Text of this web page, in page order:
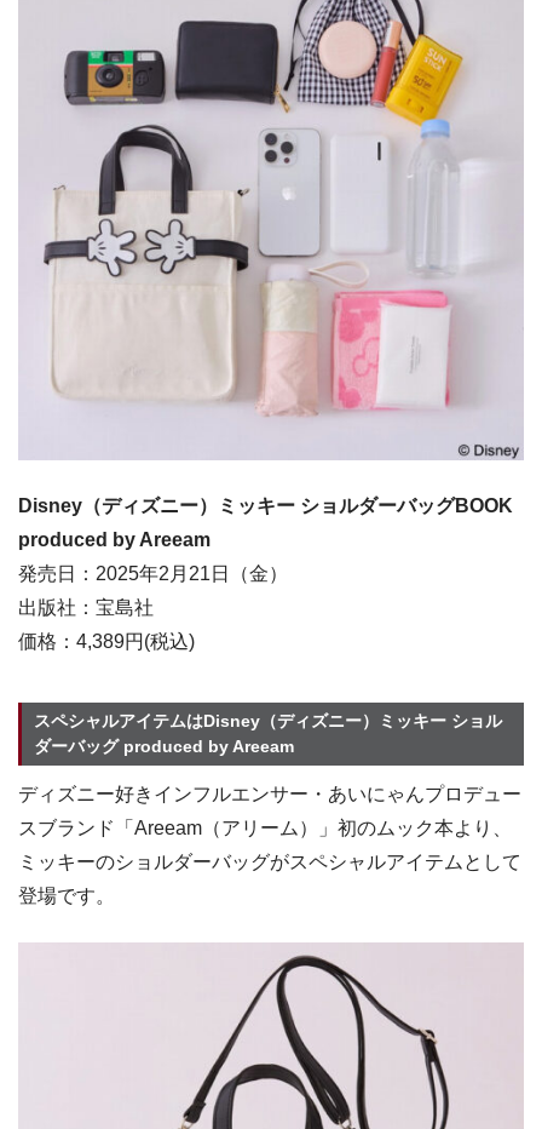
Disney（ディズニー）ミッキー ショルダーバッグBOOK
produced by Areeam
発売日：2025年2月21日（金）
出版社：宝島社
価格：4,389円(税込)
スペシャルアイテムはDisney（ディズニー）ミッキー ショル
ダーバッグ produced by Areeam
ディズニー好きインフルエンサー・あいにゃんプロデュー
スブランド「Areeam（アリーム）」初のムック本より、
ミッキーのショルダーバッグがスペシャルアイテムとして
登場です。